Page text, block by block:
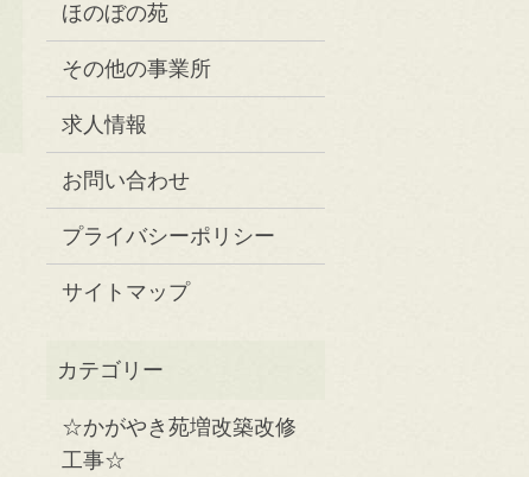
ほのぼの苑
その他の事業所
求人情報
お問い合わせ
プライバシーポリシー
サイトマップ
☆かがやき苑増改築改修
工事☆